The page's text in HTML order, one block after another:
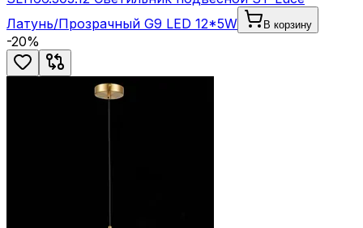
Латунь/Прозрачный G9 LED 12*5W
В корзину
-20%